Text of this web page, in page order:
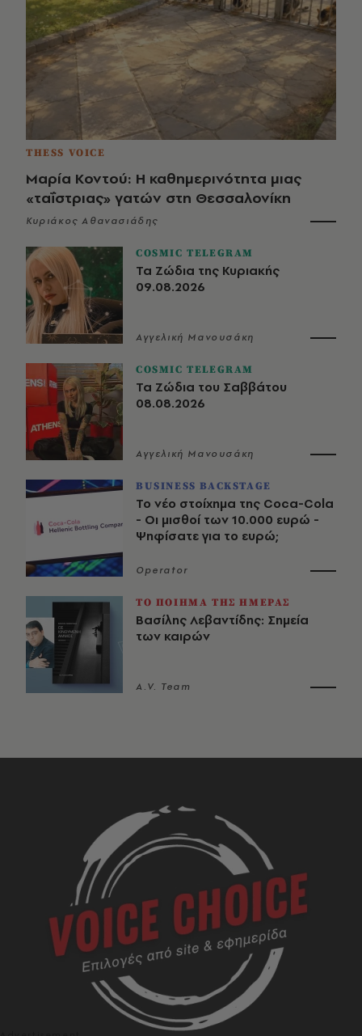
THESS VOICE
Μαρία Κοντού: Η καθημερινότητα μιας
«ταΐστριας» γατών στη Θεσσαλονίκη
Κυριάκος Αθανασιάδης
COSMIC TELEGRAM
Τα Ζώδια της Κυριακής
09.08.2026
Αγγελική Μανουσάκη
COSMIC TELEGRAM
Τα Ζώδια του Σαββάτου
08.08.2026
Αγγελική Μανουσάκη
BUSINESS BACKSTAGE
Το νέο στοίχημα της Coca-Cola
- Οι μισθοί των 10.000 ευρώ -
Ψηφίσατε για το ευρώ;
Operator
ΤΟ ΠΟΙΗΜΑ ΤΗΣ ΗΜΕΡΑΣ
Βασίλης Λεβαντίδης: Σημεία
των καιρών
A.V. Team